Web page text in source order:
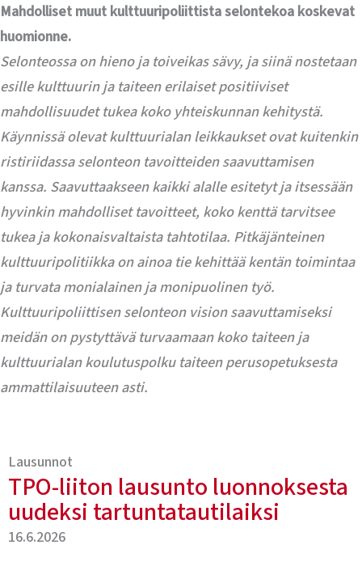
Mahdolliset muut kulttuuripoliittista selontekoa koskevat
huomionne.
Selonteossa on hieno ja toiveikas sävy, ja siinä nostetaan
esille kulttuurin ja taiteen erilaiset positiiviset
mahdollisuudet tukea koko yhteiskunnan kehitystä.
Käynnissä olevat kulttuurialan leikkaukset ovat kuitenkin
ristiriidassa selonteon tavoitteiden saavuttamisen
kanssa. Saavuttaakseen kaikki alalle esitetyt ja itsessään
hyvinkin mahdolliset tavoitteet, koko kenttä tarvitsee
tukea ja kokonaisvaltaista tahtotilaa. Pitkäjänteinen
kulttuuripolitiikka on ainoa tie kehittää kentän toimintaa
ja turvata monialainen ja monipuolinen työ.
Kulttuuripoliittisen selonteon vision saavuttamiseksi
meidän on pystyttävä turvaamaan koko taiteen ja
kulttuurialan koulutuspolku taiteen perusopetuksesta
ammattilaisuuteen asti.
Lausunnot
TPO-liiton lausunto luonnoksesta
uudeksi tartuntatautilaiksi
16.6.2026